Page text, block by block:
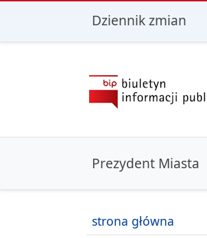
przejdź do głównego menu
Dziennik zmian
Prezydent Miasta
strona główna